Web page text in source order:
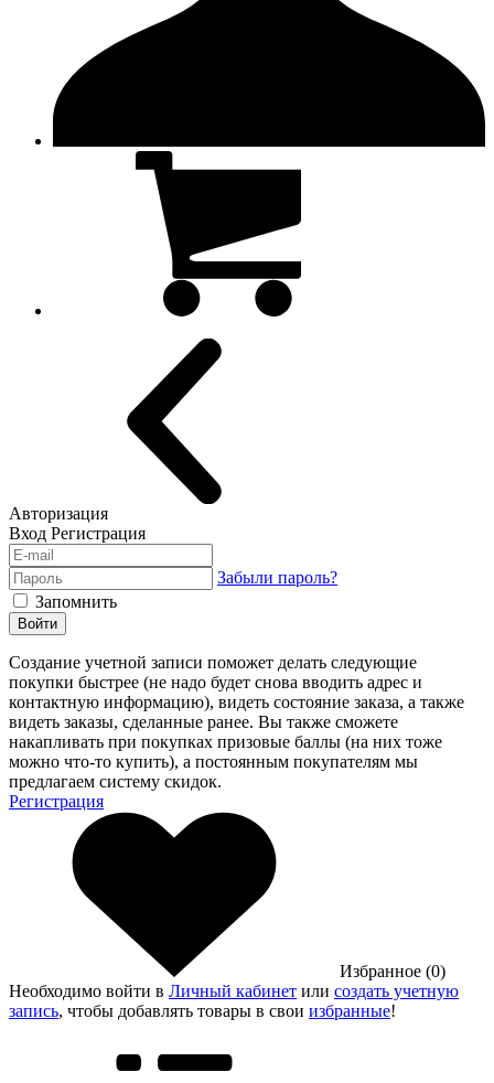
Авторизация
Вход Регистрация
Забыли пароль?
Запомнить
Войти
Создание учетной записи поможет делать следующие
покупки быстрее (не надо будет снова вводить адрес и
контактную информацию), видеть состояние заказа, а также
видеть заказы, сделанные ранее. Вы также сможете
накапливать при покупках призовые баллы (на них тоже
можно что-то купить), а постоянным покупателям мы
предлагаем систему скидок.
Регистрация
Избранное (0)
Необходимо войти в Личный кабинет или создать учетную
запись, чтобы добавлять товары в свои избранные!